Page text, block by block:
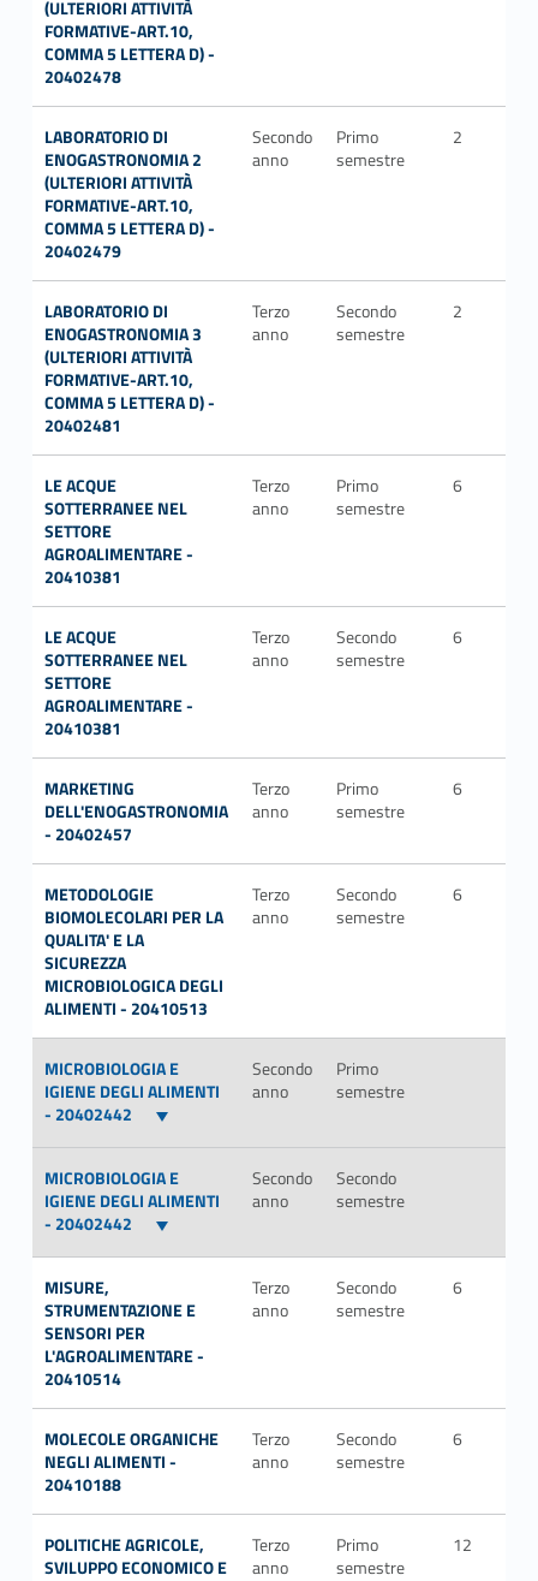
(ULTERIORI ATTIVITÀ
FORMATIVE-ART.10,
COMMA 5 LETTERA D) -
20402478
LABORATORIO DI
ENOGASTRONOMIA 2
(ULTERIORI ATTIVITÀ
FORMATIVE-ART.10,
COMMA 5 LETTERA D) -
20402479
Secondo
anno
Primo
semestre
2
LABORATORIO DI
ENOGASTRONOMIA 3
(ULTERIORI ATTIVITÀ
FORMATIVE-ART.10,
COMMA 5 LETTERA D) -
20402481
Terzo
anno
Secondo
semestre
2
LE ACQUE
SOTTERRANEE NEL
SETTORE
AGROALIMENTARE -
20410381
Terzo
anno
Primo
semestre
6
LE ACQUE
SOTTERRANEE NEL
SETTORE
AGROALIMENTARE -
20410381
Terzo
anno
Secondo
semestre
6
MARKETING
DELL'ENOGASTRONOMIA
- 20402457
Terzo
anno
Primo
semestre
6
METODOLOGIE
BIOMOLECOLARI PER LA
QUALITA' E LA
SICUREZZA
MICROBIOLOGICA DEGLI
ALIMENTI - 20410513
Terzo
anno
Secondo
semestre
6
MICROBIOLOGIA E
IGIENE DEGLI ALIMENTI
- 20402442
Secondo
anno
Primo
semestre
MICROBIOLOGIA E
IGIENE DEGLI ALIMENTI
- 20402442
Secondo
anno
Secondo
semestre
MISURE,
STRUMENTAZIONE E
SENSORI PER
L'AGROALIMENTARE -
20410514
Terzo
anno
Secondo
semestre
6
MOLECOLE ORGANICHE
NEGLI ALIMENTI -
20410188
Terzo
anno
Secondo
semestre
6
POLITICHE AGRICOLE,
SVILUPPO ECONOMICO E
Terzo
anno
Primo
semestre
12